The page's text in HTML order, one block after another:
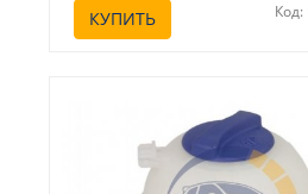
КУПИТЬ Код: